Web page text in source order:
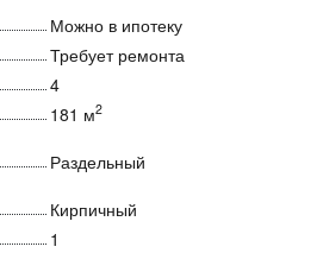
Можно в ипотеку
Требует ремонта
4
181 м2
Раздельный
Кирпичный
1